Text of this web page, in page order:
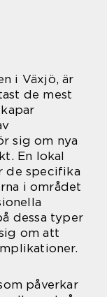
i Växjö, är
de mest
sig om nya
En lokal
de specifika
i området
dessa typer
om att
påverkar